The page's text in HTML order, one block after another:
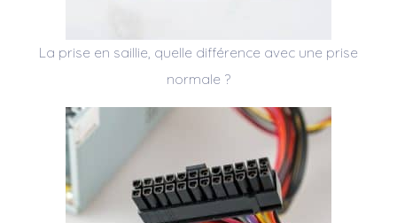
La prise en saillie, quelle différence avec une prise
normale ?